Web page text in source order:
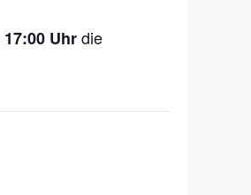
17:00 Uhrdie